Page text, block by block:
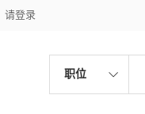
请登录
职位